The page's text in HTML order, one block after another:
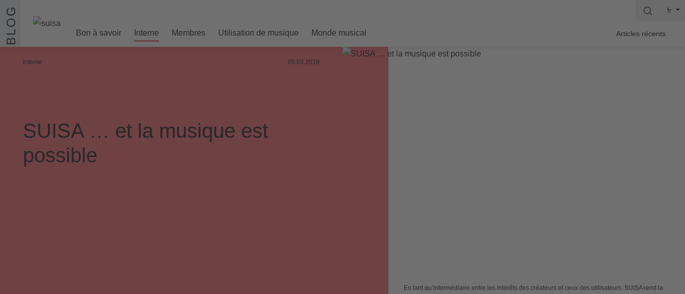
Aller au contenu
BLOG Bon à savoir Interne Membres Utilisation de musique Monde musical
fr
Articles récents
Interne 05.03.2019
SUISA … et la musique est
possible
En tant qu’intermédiaire entre les intérêts des créateurs et ceux des utilisateurs, SUISA rend la